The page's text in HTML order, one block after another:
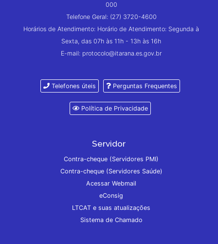
000
Telefone Geral: (27) 3720-4600
Horários de Atendimento: Horário de Atendimento: Segunda à
Sexta, das 07h às 11h - 13h às 16h
E-mail: protocolo@itarana.es.gov.br
Telefones úteis Perguntas Frequentes
Política de Privacidade
Servidor
Contra-cheque (Servidores PMI)
Contra-cheque (Servidores Saúde)
Acessar Webmail
eConsig
LTCAT e suas atualizações
Sistema de Chamado